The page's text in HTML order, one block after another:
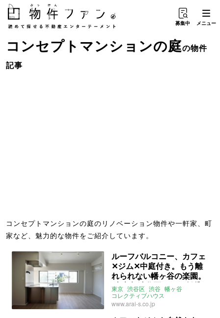
募集中 メニュー
コンセプトマンションの庭の物件
記事
コンセプトマンションの庭のリノベーション物件や一軒家、町
家など、魅力的な物件をご紹介しています。
ルーフバルコニー、カフェ
✕ジム✕中庭付き。もう離
れられない幡ヶ谷の楽園。
(東京都渋谷区35㎡の賃貸
物件)
東京 渋谷区 渋谷 幡ヶ谷
コレクティブハウス
コンセプトマンション
フィットネスジム
カフェ
庭 吹き抜け 賃貸
www.arai-s.co.jp